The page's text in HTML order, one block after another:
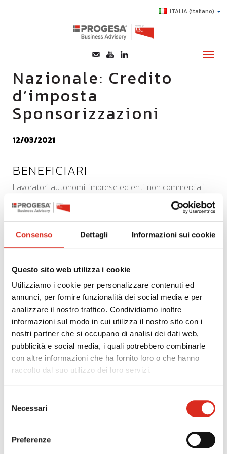
Consenso Dettagli Informazioni sui cookie
Questo sito web utilizza i cookie
Utilizziamo i cookie per personalizzare contenuti ed
annunci, per fornire funzionalità dei social media e per
analizzare il nostro traffico. Condividiamo inoltre
informazioni sul modo in cui utilizza il nostro sito con i
nostri partner che si occupano di analisi dei dati web,
pubblicità e social media, i quali potrebbero combinarle
con altre informazioni che ha fornito loro o che hanno
raccolto dal suo utilizzo dei loro servizi.
delNecessari
Preferenze
ITALIA(italiano)
CHI SIAMO
SERVIZI
E-LEARNING
AGEVOLAZIONI
SUCCESS STORY
CONTATTI
Nazionale: Credito
d’imposta
Sponsorizzazioni
12/03/2021
BENEFICIARI
Lavoratori autonomi, imprese ed enti non commerciali.
SPESE AMMISSIBILI
Investimenti in campagne pubblicitarie, incluse le
sponsorizzazioni, nei confronti di leghe che organizzano
discipline olimpiche e paraolimpiche ovvero società
sportive dilettantistiche iscritte al registro CONI
operanti in discipline ammesse ai Giochi Olimpici e che
svolgono attività sportiva giovanile.
PERIODO INVESTIMENTI
Dal 1° luglio 2020 e fino al 31 dicembre 2020.
Investimento minimo € 10.000,00
Contributo, sotto forma di credito d'imposta, pari al 50%